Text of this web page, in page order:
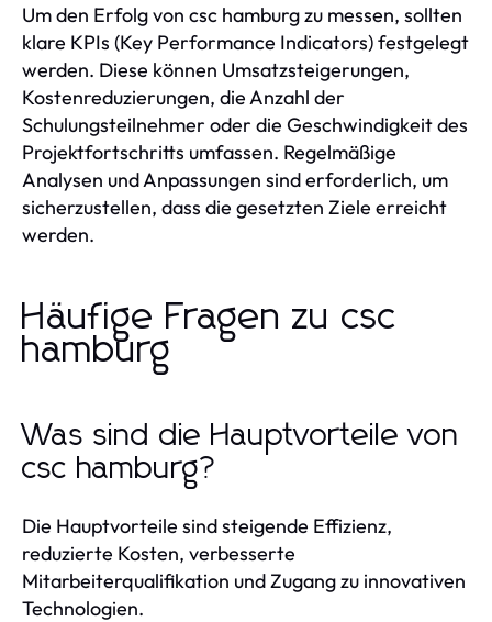
Um den Erfolg von csc hamburg zu messen, sollten
klare KPIs (Key Performance Indicators) festgelegt
werden. Diese können Umsatzsteigerungen,
Kostenreduzierungen, die Anzahl der
Schulungsteilnehmer oder die Geschwindigkeit des
Projektfortschritts umfassen. Regelmäßige
Analysen und Anpassungen sind erforderlich, um
sicherzustellen, dass die gesetzten Ziele erreicht
werden.
Häufige Fragen zu csc
hamburg
Was sind die Hauptvorteile von
csc hamburg?
Die Hauptvorteile sind steigende Effizienz,
reduzierte Kosten, verbesserte
Mitarbeiterqualifikation und Zugang zu innovativen
Technologien.